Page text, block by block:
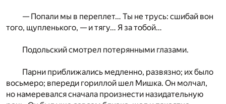
— Попали мы в переплет… Ты не трусь: сшибай вон
того, щупленького, — и тягу… Я за тобой…
Подольский смотрел потерянными глазами.
Парни приближались медленно, развязно; их было
восьмеро; впереди гориллой шел Мишка. Он молчал,
но намеревался сначала произнести назидательную